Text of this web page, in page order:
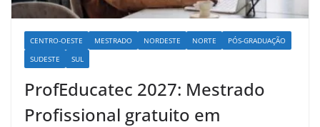
CENTRO-OESTE MESTRADO NORDESTE NORTE
PÓS-GRADUAÇÃO
SUDESTE
SUL
ProfEducatec 2027: Mestrado
Profissional gratuito em